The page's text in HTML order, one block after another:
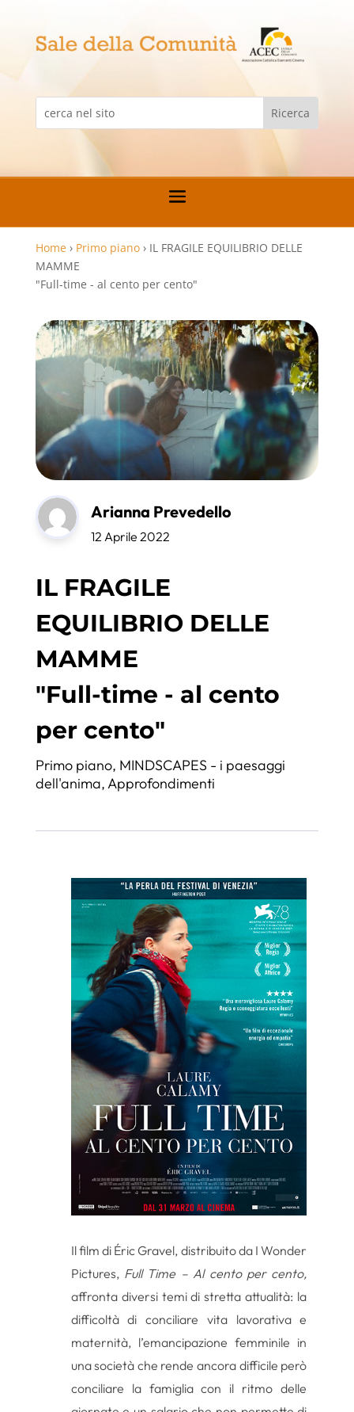
Home › Primo piano › IL FRAGILE EQUILIBRIO DELLE
MAMME
"Full-time - al cento per cento"
Arianna Prevedello
12 Aprile 2022
IL FRAGILE
EQUILIBRIO DELLE
MAMME
"Full-time - al cento
per cento"
Primo piano, MINDSCAPES - i paesaggi
dell'anima,Approfondimenti
Il film di Éric Gravel, distribuito da I Wonder
Pictures, Full Time – Al cento per cento,
affronta diversi temi di stretta attualità: la
difficoltà di conciliare vita lavorativa e
maternità, l’emancipazione femminile in
una società che rende ancora difficile però
conciliare la famiglia con il ritmo delle